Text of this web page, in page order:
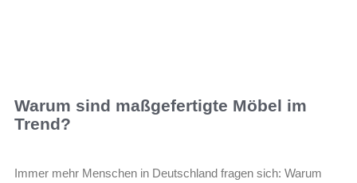
Warum sind maßgefertigte Möbel im
Trend?
Immer mehr Menschen in Deutschland fragen sich: Warum